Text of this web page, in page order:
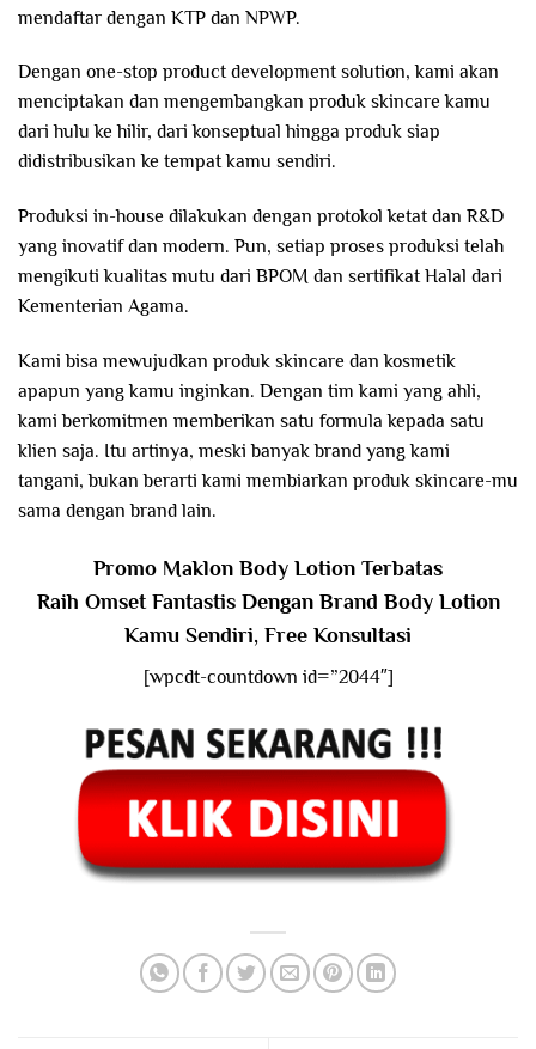
mendaftar dengan KTP dan NPWP.
Dengan one-stop product development solution, kami akan
menciptakan dan mengembangkan produk skincare kamu
dari hulu ke hilir, dari konseptual hingga produk siap
didistribusikan ke tempat kamu sendiri.
Produksi in-house dilakukan dengan protokol ketat dan R&D
yang inovatif dan modern. Pun, setiap proses produksi telah
mengikuti kualitas mutu dari BPOM dan sertifikat Halal dari
Kementerian Agama.
Kami bisa mewujudkan produk skincare dan kosmetik
apapun yang kamu inginkan. Dengan tim kami yang ahli,
kami berkomitmen memberikan satu formula kepada satu
klien saja. Itu artinya, meski banyak brand yang kami
tangani, bukan berarti kami membiarkan produk skincare-mu
sama dengan brand lain.
Promo Maklon Body Lotion Terbatas
Raih Omset Fantastis Dengan Brand Body Lotion
Kamu Sendiri, Free Konsultasi
[wpcdt-countdown id=”2044″]